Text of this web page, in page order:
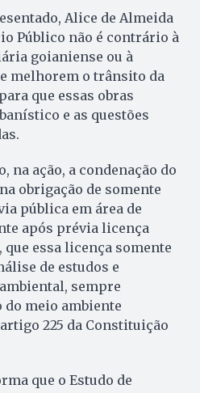
Alice de Almeida
Público não é contrário à
goianiense ou à
melhorem o trânsito da
que essas obras
e as questões
na ação, a condenação do
obrigação de somente
pública em área de
após prévia licença
essa licença somente
de estudos e
sempre
do meio ambiente
225 da Constituição
que o Estudo de